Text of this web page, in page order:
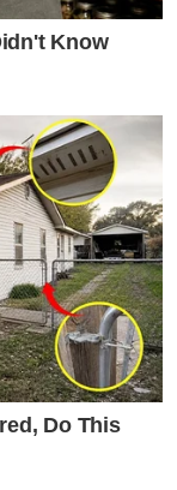
Know
Do This